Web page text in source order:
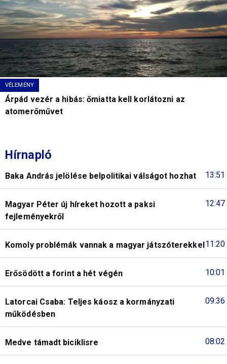
VÉLEMÉNY
Árpád vezér a hibás: őmiatta kell korlátozni az
atomerőművet
Hírnapló
13:51
Baka András jelölése belpolitikai válságot hozhat
12:47
Magyar Péter új híreket hozott a paksi
fejleményekről
11:20
Komoly problémák vannak a magyar játszóterekkel
10:01
Erősödött a forint a hét végén
09:36
Latorcai Csaba: Teljes káosz a kormányzati
működésben
08:02
Medve támadt biciklisre